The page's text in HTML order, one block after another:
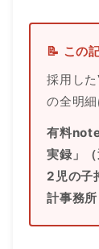
📝 この
採用し
の全明
有料
実録」（
2児の子
計事務